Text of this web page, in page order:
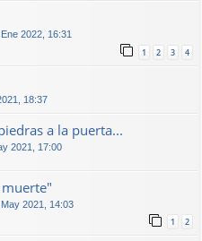
2022, 16:31
1 2 3 4
18:37
a la puerta...
2021, 17:00
muerte"
May 2021, 14:03
1 2